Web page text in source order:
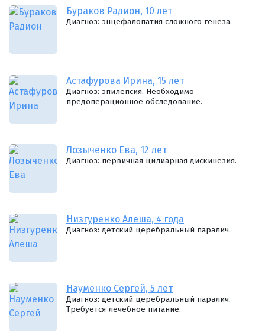
Бураков Радион, 10 лет
Диагноз: энцефалопатия сложного генеза.
Астафурова Ирина, 15 лет
Диагноз: эпилепсия. Необходимо
предоперационное обследование.
Лозыченко Ева, 12 лет
Диагноз: первичная цилиарная дискинезия.
Низгуренко Алеша, 4 года
Диагноз: детский церебральный паралич.
Науменко Сергей, 5 лет
Диагноз: детский церебральный паралич.
Требуется лечебное питание.